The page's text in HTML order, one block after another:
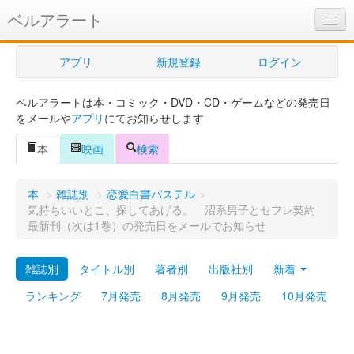
ベルアラート
ベルアラートとは
ヘルプ
新規登録
ログイン
購入管理
プレミアム
アプリ 新規登録 ログイン
ベルアラートは本・コミック・DVD・CD・ゲームなどの発売日
をメールやアプリ にてお知らせします
本
映画 検索
本 > 雑誌別 > 恋愛白書パステル >
気持ちいいとこ、探してあげる。 沼系男子とセフレ契約
最新刊（次は1巻）の発売日をメールでお知らせ
雑誌別 タイトル別 著者別 出版社別
新着
ランキング
7月発売 8月発売 9月発売 10月発売